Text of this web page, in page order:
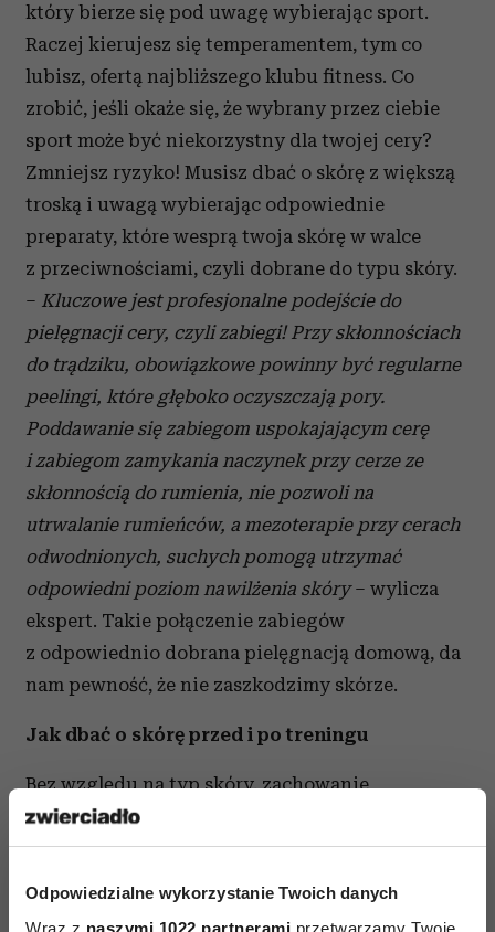
Odpowiedzialne wykorzystanie Twoich danych
Wraz z naszymi 1022 partnerami przetwarzamy Twoje
który bierze się pod uwagę wybierając sport.
Raczej kierujesz się temperamentem, tym co
lubisz, ofertą najbliższego klubu fitness. Co
zrobić, jeśli okaże się, że wybrany przez ciebie
sport może być niekorzystny dla twojej cery?
Zmniejsz ryzyko! Musisz dbać o skórę z większą
troską i uwagą wybierając odpowiednie
preparaty, które wesprą twoja skórę w walce
z przeciwnościami, czyli dobrane do typu skóry.
– Kluczowe jest profesjonalne podejście do
pielęgnacji cery, czyli zabiegi! Przy skłonnościach
do trądziku, obowiązkowe powinny być regularne
peelingi, które głęboko oczyszczają pory.
Poddawanie się zabiegom uspokajającym cerę
i zabiegom zamykania naczynek przy cerze ze
skłonnością do rumienia, nie pozwoli na
utrwalanie rumieńców, a mezoterapie przy cerach
odwodnionych, suchych pomogą utrzymać
odpowiedni poziom nawilżenia skóry– wylicza
ekspert. Takie połączenie zabiegów
z odpowiednio dobrana pielęgnacją domową, da
nam pewność, że nie zaszkodzimy skórze.
Jak dbać o skórę przed i po treningu
Bez względu na typ skóry, zachowanie
dyscypliny podczas treningu powinno się łączyć
z zachowaniem dyscypliny w kwestii pielęgnacji.